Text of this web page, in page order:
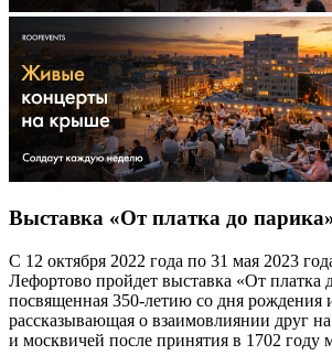
Выставка «От платка до
С 12 октября 2022 года по 31 мая 2023
Лефортово пройдет выставка «От платка
посвященная 350-летию со дня рождения
рассказывающая о взаимовлиянии друг
и москвичей после принятия в 1702 году